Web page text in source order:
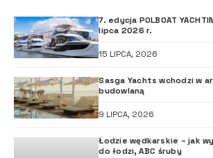
7. edycja POLBOAT
lipca 2026 r.
15 LIPCA, 2026
Sasga Yachts wchodzi w
budowlaną
9 LIPCA, 2026
Łodzie wędkarskie – jak
do łodzi, ABC śruby